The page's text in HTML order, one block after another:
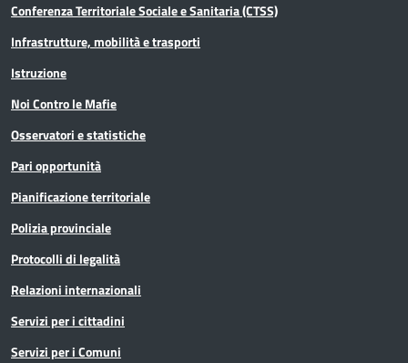
Conferenza Territoriale Sociale e Sanitaria (CTSS)
Infrastrutture, mobilità e trasporti
Istruzione
Noi Contro le Mafie
Osservatori e statistiche
Pari opportunità
Pianificazione territoriale
Polizia provinciale
Protocolli di legalità
Relazioni internazionali
Servizi per i cittadini
Servizi per i Comuni